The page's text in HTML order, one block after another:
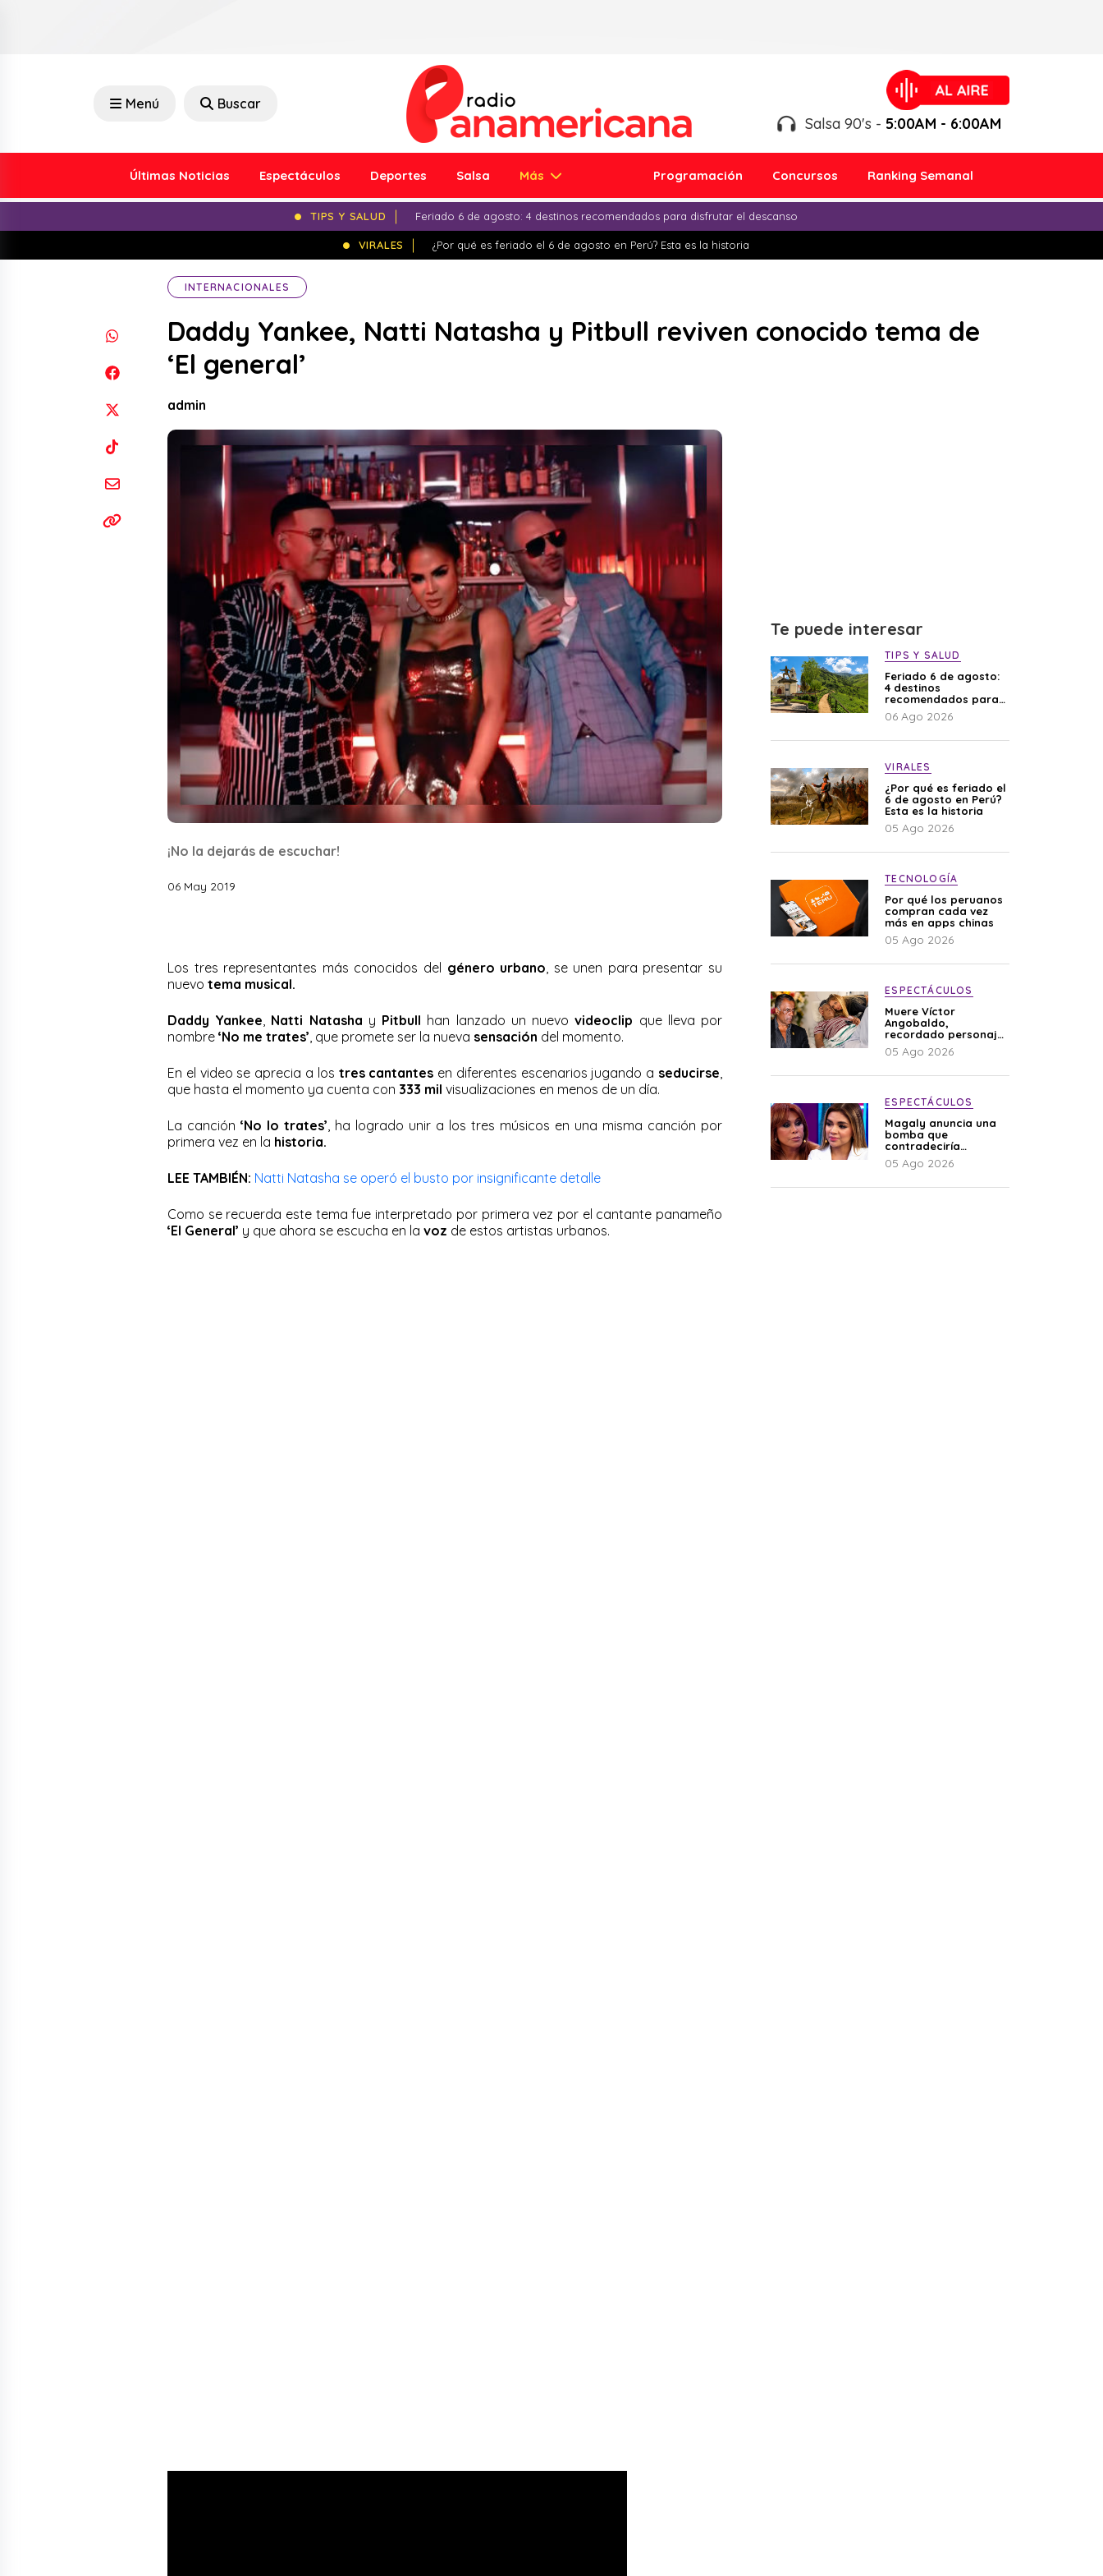
Menú Buscar
Salsa 90's - 5:00AM - 6:00AM
Últimas Noticias Espectáculos Deportes Salsa Más Programación Concursos Ranking Semanal
TIPS Y SALUD Feriado 6 de agosto: 4 destinos recomendados para disfrutar el descanso
VIRALES ¿Por qué es feriado el 6 de agosto en Perú? Esta es la historia
INTERNACIONALES
Daddy Yankee, Natti Natasha y Pitbull reviven conocido tema de
‘El general’
admin
¡No la dejarás de escuchar!
06 May 2019
Los tres representantes más conocidos del género urbano , se unen para presentar su
nuevo tema musical.
Daddy Yankee Natti Natasha y Pitbull han lanzado un nuevovideoclip que lleva por
nombre ‘No me trates’ , que promete ser la nueva sensación del momento.
En el video se aprecia a los tres cantantes en diferentes escenarios jugando a seducirse
que hasta el momento ya cuenta con 333 mil visualizaciones en menos de un día.
La canción ‘No lo trates’ , ha logrado unir a los tres músicos en una misma canción por
primera vez en la historia.
LEE TAMBIÉN: Natti Natasha se operó el busto por insignificante detalle
Como se recuerda este tema fue interpretado por primera vez por el cantante panameño
‘El General’ y que ahora se escucha en la voz de estos artistas urbanos.
Te puede interesar
TIPS Y SALUD
Feriado 6 de agosto:
4 destinos
recomendados para
disfrutar el descanso
06 Ago 2026
VIRALES
¿Por qué es feriado el
6 de agosto en Perú?
Esta es la historia
05 Ago 2026
TECNOLOGÍA
Por qué los peruanos
compran cada vez
más en apps chinas
05 Ago 2026
ESPECTÁCULOS
Muere Víctor
Angobaldo,
recordado personaje
de la farándula y
expareja de Shirley
05 Ago 2026
ESPECTÁCULOS
Magaly anuncia una
bomba que
contradeciría
comunicado de La
Bella Luz: “Hay un
05 Ago 2026